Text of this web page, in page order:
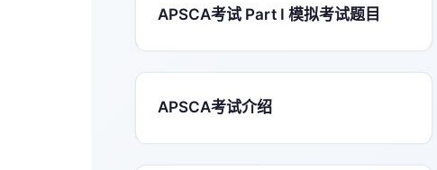
APSCA考试 Part I 模拟考试题目
APSCA考试介绍